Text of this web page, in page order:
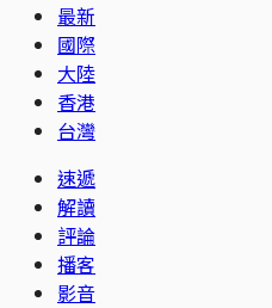
最新
國際
大陸
香港
台灣
速遞
解讀
評論
播客
影音